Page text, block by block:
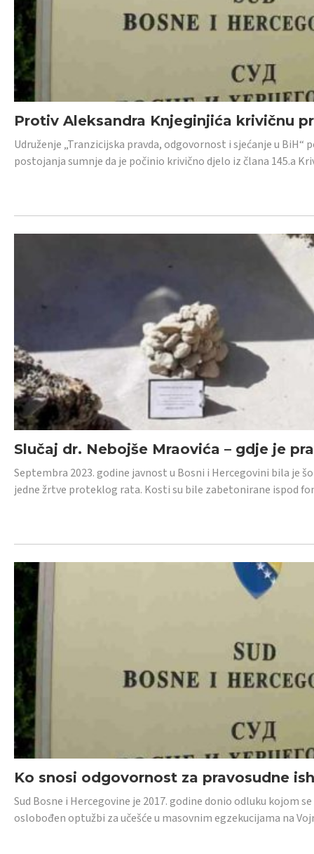
Protiv Aleksandra Knjeginjića krivičnu
Udruženje „Tranzicijska pravda, odgovornost i sjećanje u
postojanja sumnje da je počinio krivično djelo iz člana 145.a
Slučaj dr. Nebojše Mraovića – gdje je
Septembra 2023. godine javnost u Bosni i Hercegovini bila je
jedne žrtve proteklog rata. Kosti su bile zabetonirane ispod
Ko snosi odgovornost za pravosudne
Sud Bosne i Hercegovine je 2017. godine donio odluku kojom
oslobođen optužbi za učešće u masovnim egzekucijama na